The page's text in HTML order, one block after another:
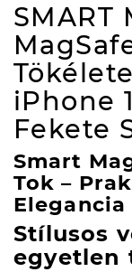
SMART
iPhone
Fekete
Smart
Tok –
Stílusos
egyetlen